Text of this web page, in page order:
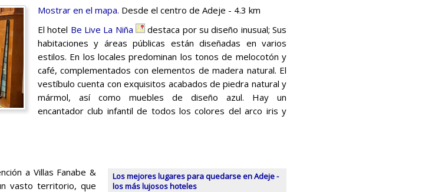
Mostrar en el mapa. Desde el centro de Adeje - 4.3 km
El hotel Be Live La Niña
destaca por su diseño inusual; Sus
habitaciones y áreas públicas están diseñadas en varios
estilos. En los locales predominan los tonos de melocotón y
café, complementados con elementos de madera natural. El
vestíbulo cuenta con exquisitos acabados de piedra natural y
mármol, así como muebles de diseño azul. Hay un
encantador club infantil de todos los colores del arco iris y
Los mejores lugares para quedarse en Adeje -
los más lujosos hoteles
a Villas Fanabe &
vasto territorio, que